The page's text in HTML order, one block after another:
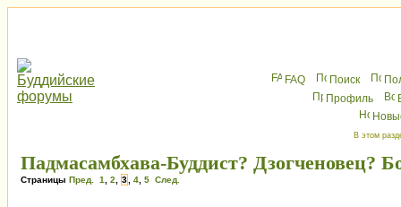
FAQ Поиск
Профиль
В этом
Падмасамбхава-Буддист? Дзогченовец?
Страницы Пред. 1 2 3 4 5 След.